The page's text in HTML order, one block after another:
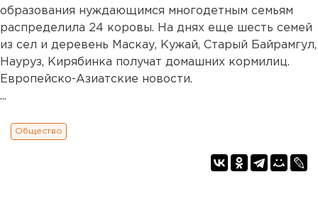
образования нуждающимся многодетным семьям
распределила 24 коровы. На днях еще шесть семей
из сел и деревень Маскау, Кужай, Старый Байрамгул,
Науруз, Кирябинка получат домашних кормилиц.
Европейско-Азиатские новости.
...
Общество